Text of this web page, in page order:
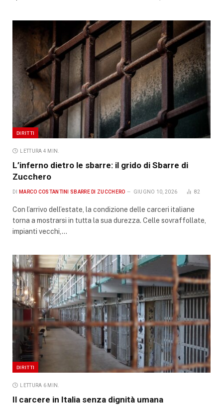
DIRITTI
LETTURA 4 MIN.
L’inferno dietro le sbarre: il grido di Sbarre di
Zucchero
DI MARCO COSTANTINI SBARRE DI ZUCCHERO GIUGNO 10, 2026 82
Con l’arrivo dell’estate, la condizione delle carceri italiane
torna a mostrarsi in tutta la sua durezza. Celle sovraffollate,
impianti vecchi,…
DIRITTI
LETTURA 6 MIN.
Il carcere in Italia senza dignità umana